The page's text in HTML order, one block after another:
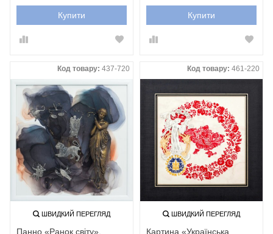
Купити Купити
Код товару: 437-720
ШВИДКИЙ ПЕРЕГЛЯД
Панно «Ранок світу».
Код товару: 461-220
ШВИДКИЙ ПЕРЕГЛЯД
Картина «Українська